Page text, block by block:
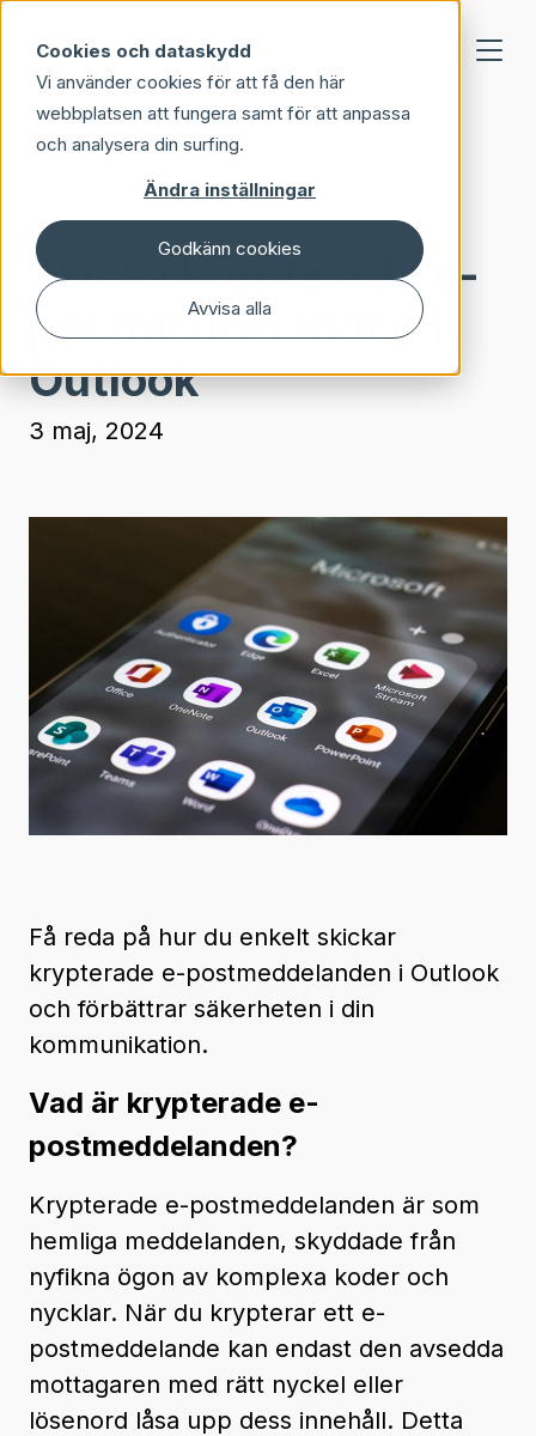
Cookies och dataskydd
Vi använder cookies för att få den här
webbplatsen att fungera samt för att anpassa
och analysera din surfing.
Ändra inställningar
Godkänn cookies
Avvisa alla
Microsoft 365 IT-säkerhet Guider
Skicka krypterade e-
postmeddelanden i
Outlook
3 maj, 2024
Få reda på hur du enkelt skickar
krypterade e-postmeddelanden i Outlook
och förbättrar säkerheten i din
kommunikation.
Vad är krypterade e-
postmeddelanden?
Krypterade e-postmeddelanden är som
hemliga meddelanden, skyddade från
nyfikna ögon av komplexa koder och
nycklar. När du krypterar ett e-
postmeddelande kan endast den avsedda
mottagaren med rätt nyckel eller
lösenord låsa upp dess innehåll. Detta